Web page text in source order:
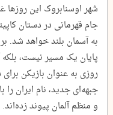
شهر اوسنابروک این
جام قهرمانی در دستان
به آسمان بلند خواهد شد.
پایان یک مسیر نیست،
روزی به عنوان بازیکن
جبهه‌ای جدید، نام ایران
و منظم آلمان پیوند زده‌اند.